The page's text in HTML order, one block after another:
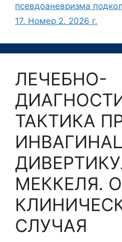
псевдоаневризма
17. Номер 2. 2026 г.
ЛЕЧЕБНО-
ТАКТИКА
МЕККЕЛЯ.
СЛУЧАЯ